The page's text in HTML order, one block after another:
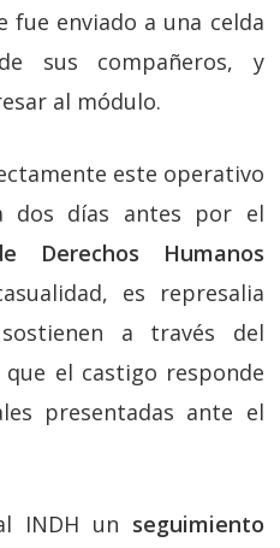
fue enviado a una celda
sus compañeros, y
al módulo.
este operativo
dos días antes por el
Derechos Humanos
es represalia
a través del
el castigo responde
presentadas ante el
INDH un seguimiento